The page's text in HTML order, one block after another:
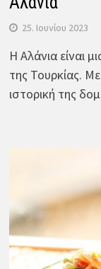
25. Ιουνίου 2023
Η Αλάνια είναι
της Τουρκίας.
ιστορική της